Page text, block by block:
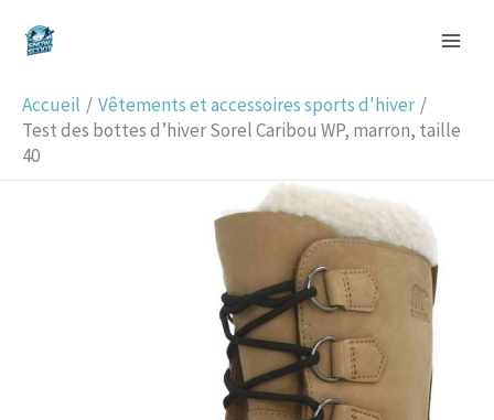
Accueil
Vêtements et accessoires sports d'hiver
Test des bottes d’hiver Sorel Caribou WP, marron, taille
40
e
c
h
e